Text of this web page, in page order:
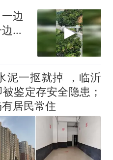
人报名的考试，成绩
，公平么？
边
是
泥一抠就掉 ，临沂
鉴定存安全隐患；
居民常住